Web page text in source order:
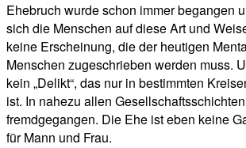
Ehebruch wurde schon immer begangen
sich die Menschen auf diese Art und
keine Erscheinung, die der heutigen
Menschen zugeschrieben werden muss.
kein „Delikt“, das nur in bestimmten
ist. In nahezu allen
fremdgegangen. Die Ehe ist eben keine
für Mann und Frau.